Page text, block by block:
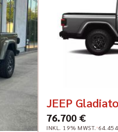
JEEP
76.700 €
INKL. 19% MWST.